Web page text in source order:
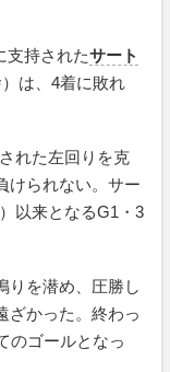
持されたサート
は、4着に敗れ
れた左回りを克
けられない。サー
以来となるG1・3
りを潜め、圧勝し
ざかった。終わっ
のゴールとなっ